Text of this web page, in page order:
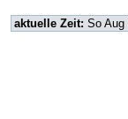
aktuelle Zeit: So Aug